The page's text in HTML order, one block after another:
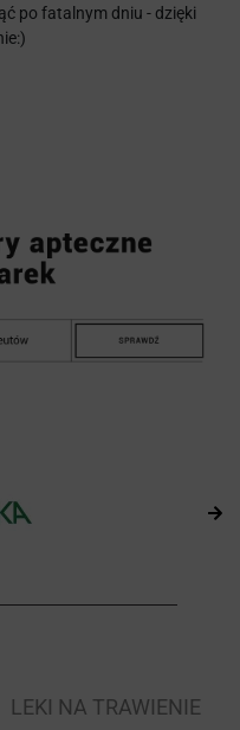
po fatalnym dniu - dzięki
LEKI NA TRAWIENIE